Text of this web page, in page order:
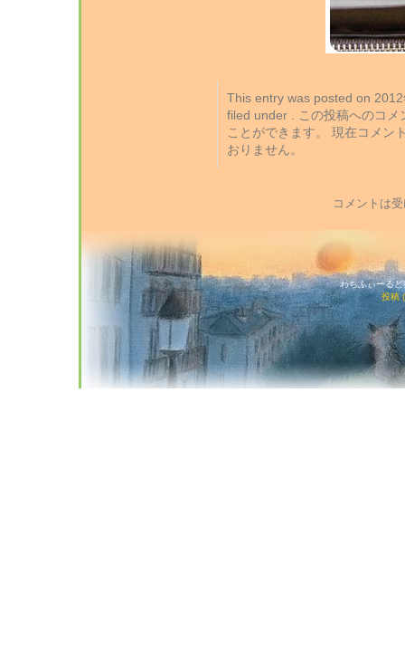
This entry was posted on
filed under . この投稿へのコ
ことができます。 現在コメン
おりません。
コメントは
わちふぃーる
投稿